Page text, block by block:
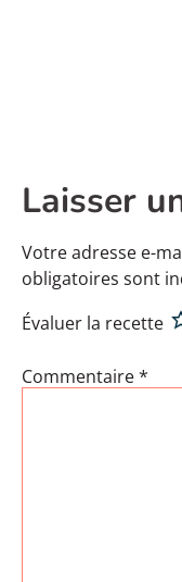
Laisser
Votre adresse e-
obligatoires sont
Évaluer la recette
Commentaire*